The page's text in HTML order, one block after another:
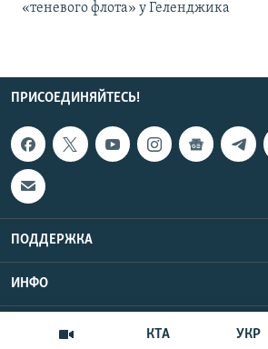
КТА УКР
«теневого флота» у Геленджика
ПРИСОЕДИНЯЙТЕСЬ!
ПОДДЕРЖКА
ИНФО
Copyright Крым.Реалии, 2026 |
UTC+3